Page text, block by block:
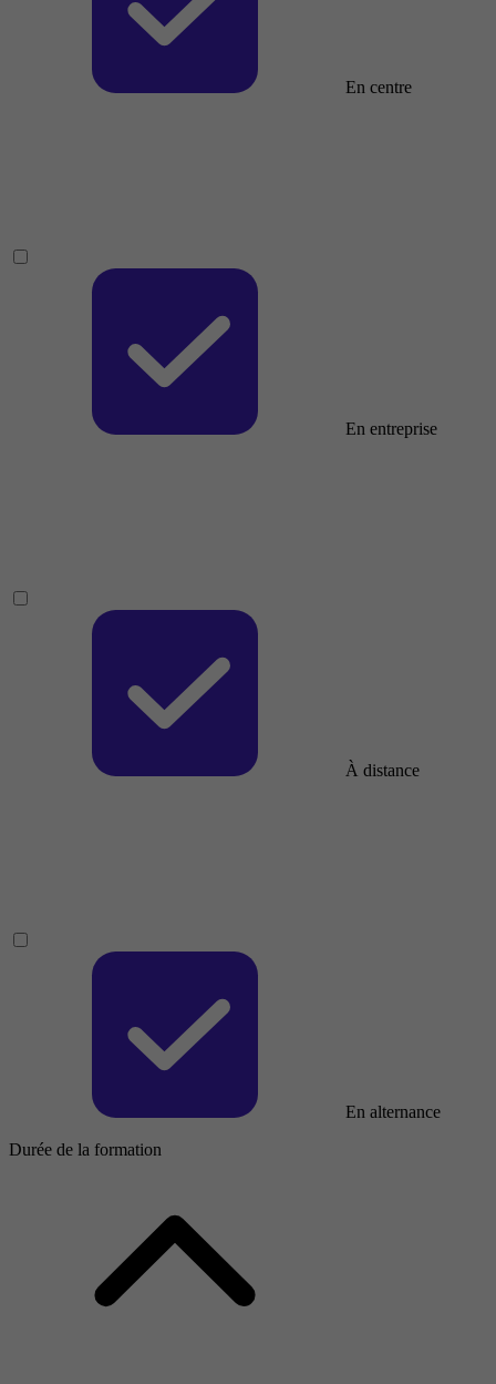
En centre
En entreprise
À distance
En alternance
Durée de la formation